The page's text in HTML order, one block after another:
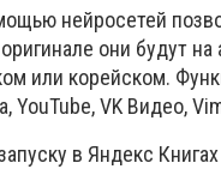
нейросетей
они будут
или корейском.
YouTube, VK Видео,
в Яндекс